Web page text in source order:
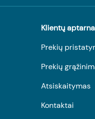
Klientų
Prekių
Prekių
Atsiskaitymas
Kontaktai